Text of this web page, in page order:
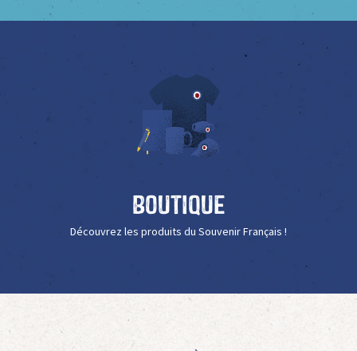
Boutique
Découvrez les produits du Souvenir Français !